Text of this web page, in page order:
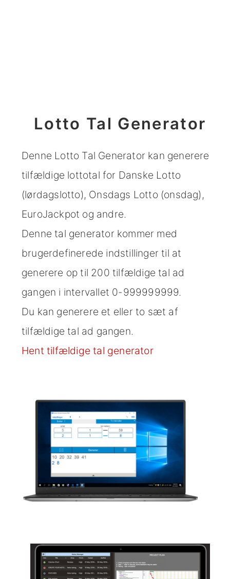
Lotto Tal Generator
Denne Lotto Tal Generator kan generere
tilfældige lottotal for Danske Lotto
(lørdagslotto), Onsdags Lotto (onsdag),
EuroJackpot og andre.
Denne tal generator kommer med
brugerdefinerede indstillinger til at
generere op til 200 tilfældige tal ad
gangen i intervallet 0-999999999.
Du kan generere et eller to sæt af
tilfældige tal ad gangen.
Hent tilfældige tal generator